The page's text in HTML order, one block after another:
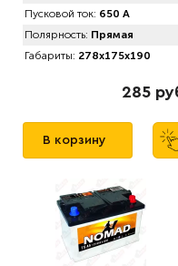
Пусковой ток: 650 А
Полярность: Прямая
Габариты: 278x175x190
285
В корзину